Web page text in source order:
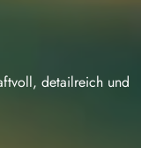
detailreich und